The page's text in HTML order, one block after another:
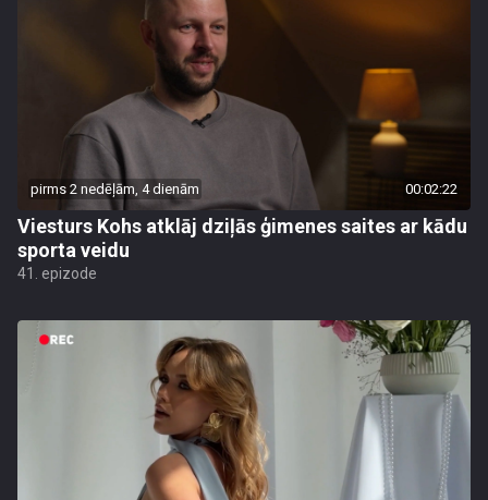
pirms 2 nedēļām, 4 dienām 00:02:22
Viesturs Kohs atklāj dziļās ģimenes saites ar kādu
sporta veidu
41. epizode